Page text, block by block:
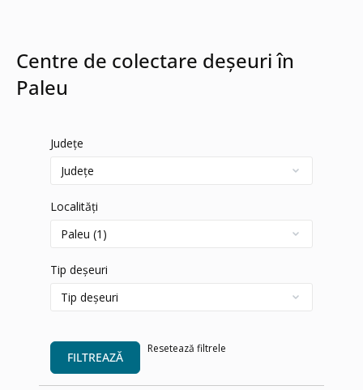
Centre de colectare deșeuri în
Paleu
Județe
Localități
Tip deșeuri
FILTREAZĂ
Resetează filtrele